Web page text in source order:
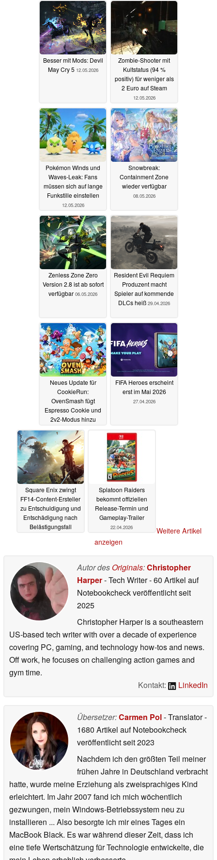
Besser mit Mods: Devil
May Cry 5 12.05.2026
Zombie-Shooter mit
Kultstatus (94 %
positiv) für weniger als
2 Euro auf Steam
12.05.2026
Pokémon Winds und
Waves-Leak: Fans
müssen sich auf lange
Funkstille einstellen
12.05.2026
Snowbreak:
Containment Zone
wieder verfügbar
08.05.2026
Zenless Zone Zero
Version 2.8 ist ab sofort
verfügbar 06.05.2026
Resident Evil Requiem
Produzent macht
Spieler auf kommende
DLCs heiß 29.04.2026
Neues Update für
CookieRun:
OvenSmash fügt
Espresso Cookie und
2v2-Modus hinzu
27.04.2026
FIFA Heroes erscheint
erst im Mai 2026
27.04.2026
Square Enix zwingt
FF14-Content-Ersteller
zu Entschuldigung und
Entschädigung nach
Belästigungsfall
Splatoon Raiders
bekommt offiziellen
Release-Termin und
Gameplay-Trailer
22.04.2026
Weitere Artikel
anzeigen
Autor des Originals:Christopher
Harper- Tech Writer- 60 Artikel auf
Notebookcheck veröffentlichtseit
2025
Christopher Harper is a southeastern
US-based tech writer with over a decade of experience
covering PC, gaming, and technology how-tos and news.
Off work, he focuses on challenging action games and
gym time.
Kontakt:
LinkedIn
Übersetzer:Carmen Pol- Translator-
1680 Artikel auf Notebookcheck
veröffentlichtseit 2023
Nachdem ich den größten Teil meiner
frühen Jahre in Deutschland verbracht
hatte, wurde meine Erziehung als zweisprachiges Kind
erleichtert. Im Jahr 2007 fand ich mich wöchentlich
gezwungen, mein Windows-Betriebssystem neu zu
installieren ... Also besorgte ich mir eines Tages ein
MacBook Black. Es war während dieser Zeit, dass ich
eine tiefe Wertschätzung für Technologie entwickelte, die